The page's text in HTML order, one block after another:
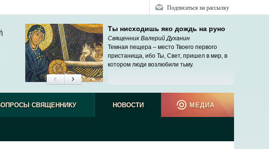
Подписаться на рассылку
Ты нисходишь яко дождь на руно
Священник Валерий Духанин
Темная пещера – место Твоего первого
пристанища, ибо Ты, Свет, пришел в мир, в
котором люди возлюбили тьму.
СВЯЩЕННИКУ НОВОСТИ МЕДИА